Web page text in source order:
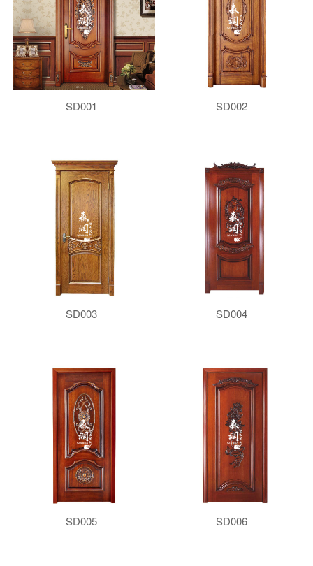
SD001 SD002
SD003 SD004
SD005 SD006